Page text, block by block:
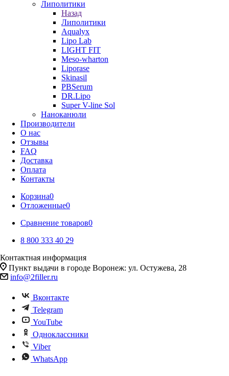
Липолитики
Назад
Липолитики
Aqualyx
Lipo Lab
LIGHT FIT
Meso-wharton
Liporase
Skinasil
PBSerum
DR.Lipo
Super V-line Sol
Наноканюли
Производители
О нас
Отзывы
FAQ
Доставка
Оплата
Контакты
Корзина0
Отложенные0
Сравнение товаров0
8 800 333 40 29
Контактная информация
Пункт выдачи в городе Воронеж: ул. Остужева, 28
info@2filler.ru
Вконтакте
Telegram
YouTube
Одноклассники
Viber
WhatsApp